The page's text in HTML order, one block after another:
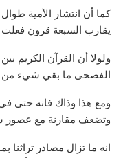
كما أن انتشار الأمية
يقارب السبعة قرون فعلت
ولولا أن القرآن الكريم
الفصحى ما بقي شيء من
ومع هذا وذاك فانه حتى في
وتضعف مقارنة مع عصور
انه ما تزال مصادر تراثنا